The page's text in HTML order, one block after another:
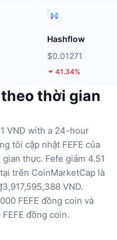
Hashflow
$0.01271
41.34%
thời gian
VND with a 24-hour
tôi cập nhật FEFE của
thực. Fefe giảm 4.51
trên CoinMarketCap là
VND.
FEFE đồng coin và
đồng coin.